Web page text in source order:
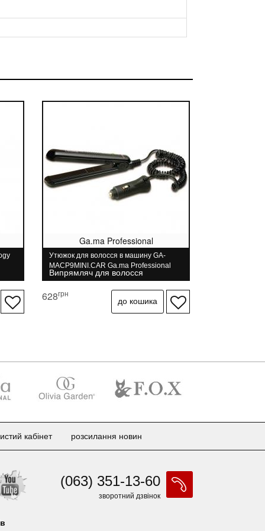
Ga.ma Professional
Утюжок для волосся в машину GA-
MACP9MINI.CAR Ga.ma Professional
Випрямляч для волосся
628грн
кабінет розсилання новин
(063) 351-13-60
зворотний дзвінок